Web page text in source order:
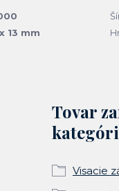
13 mm
Tovar
Visacie